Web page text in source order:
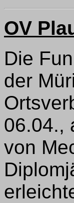
OV
Die
der
06.04.,
von